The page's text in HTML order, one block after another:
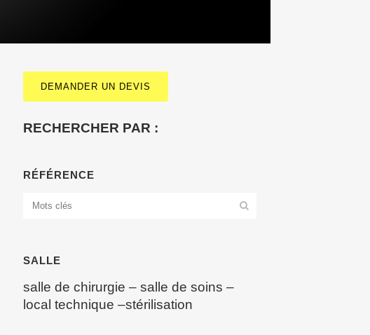
DEMANDER UN DEVIS
RECHERCHER PAR :
RÉFÉRENCE
SALLE
salle de chirurgie – salle de soins –
local technique –stérilisation